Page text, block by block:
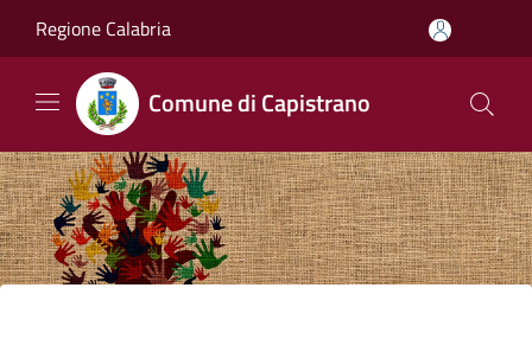
Regione Calabria
Comune di Capistrano